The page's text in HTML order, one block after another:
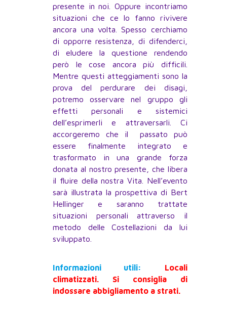
presente in noi. Oppure incontriamo
situazioni che ce lo fanno rivivere
ancora una volta. Spesso cerchiamo
di opporre resistenza, di difenderci,
di eludere la questione rendendo
però le cose ancora più difficili.
Mentre questi atteggiamenti sono la
prova del perdurare dei disagi,
potremo osservare nel gruppo gli
effetti personali e sistemici
dell’esprimerli e attraversarli. Ci
accorgeremo che il passato può
essere finalmente integrato e
trasformato in una grande forza
donata al nostro presente, che libera
il fluire della nostra Vita. Nell’evento
sarà illustrata la prospettiva di Bert
Hellinger e saranno trattate
situazioni personali attraverso il
metodo delle Costellazioni da lui
sviluppato.
Informazioni utili:
Locali
climatizzati. Si consiglia di
indossare abbigliamento a strati.